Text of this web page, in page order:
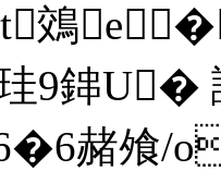
鵁
9鋛U�
赭飧/